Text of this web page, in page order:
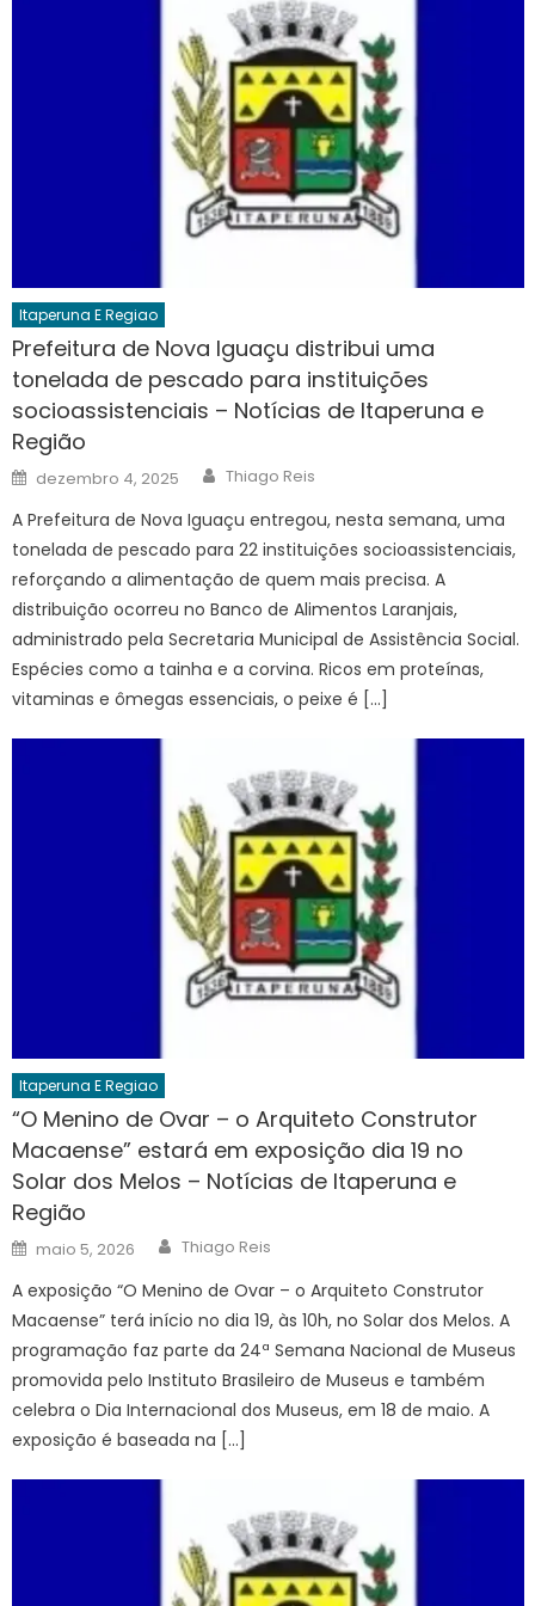
Itaperuna E Regiao
Prefeitura de Nova Iguaçu distribui uma
tonelada de pescado para instituições
socioassistenciais – Notícias de Itaperuna e
Região
Posted
on
dezembro 4, 2025 Author
Thiago Reis
A Prefeitura de Nova Iguaçu entregou, nesta semana, uma
tonelada de pescado para 22 instituições socioassistenciais,
reforçando a alimentação de quem mais precisa. A
distribuição ocorreu no Banco de Alimentos Laranjais,
administrado pela Secretaria Municipal de Assistência Social.
Espécies como a tainha e a corvina. Ricos em proteínas,
vitaminas e ômegas essenciais, o peixe é […]
Itaperuna E Regiao
“O Menino de Ovar – o Arquiteto Construtor
Macaense” estará em exposição dia 19 no
Solar dos Melos – Notícias de Itaperuna e
Região
Posted
on
maio 5, 2026 Author
Thiago Reis
A exposição “O Menino de Ovar – o Arquiteto Construtor
Macaense” terá início no dia 19, às 10h, no Solar dos Melos. A
programação faz parte da 24ª Semana Nacional de Museus
promovida pelo Instituto Brasileiro de Museus e também
celebra o Dia Internacional dos Museus, em 18 de maio. A
exposição é baseada na […]